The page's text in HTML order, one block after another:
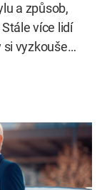
a způsob,
více lidí
vyzkoušeli
prestižní